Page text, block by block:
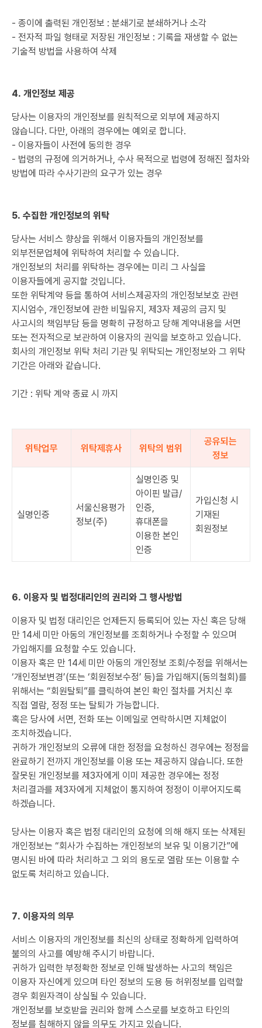
- 종이에 출력된 개인정보 : 분쇄기로 분쇄하거나 소각
- 전자적 파일 형태로 저장된 개인정보 : 기록을 재생할 수 없는
기술적 방법을 사용하여 삭제
4. 개인정보 제공
당사는 이용자의 개인정보를 원칙적으로 외부에 제공하지
않습니다. 다만, 아래의 경우에는 예외로 합니다.
- 이용자들이 사전에 동의한 경우
- 법령의 규정에 의거하거나, 수사 목적으로 법령에 정해진 절차와
방법에 따라 수사기관의 요구가 있는 경우
5. 수집한 개인정보의 위탁
당사는 서비스 향상을 위해서 이용자들의 개인정보를
외부전문업체에 위탁하여 처리할 수 있습니다.
개인정보의 처리를 위탁하는 경우에는 미리 그 사실을
이용자들에게 공지할 것입니다.
또한 위탁계약 등을 통하여 서비스제공자의 개인정보보호 관련
지시엄수, 개인정보에 관한 비밀유지, 제3자 제공의 금지 및
사고시의 책임부담 등을 명확히 규정하고 당해 계약내용을 서면
또는 전자적으로 보관하여 이용자의 권익을 보호하고 있습니다.
회사의 개인정보 위탁 처리 기관 및 위탁되는 개인정보와 그 위탁
기간은 아래와 같습니다.
기간 : 위탁 계약 종료 시 까지
위탁업무 위탁제휴사 위탁의 범위
공유되는
정보
실명인증
서울신용평가
정보(주)
실명인증 및
아이핀 발급/
인증,
휴대폰을
이용한 본인
인증
가입신청 시
기재된
회원정보
6. 이용자 및 법정대리인의 권리와 그 행사방법
이용자 및 법정 대리인은 언제든지 등록되어 있는 자신 혹은 당해
만 14세 미만 아동의 개인정보를 조회하거나 수정할 수 있으며
가입해지를 요청할 수도 있습니다.
이용자 혹은 만 14세 미만 아동의 개인정보 조회/수정을 위해서는
‘개인정보변경’(또는 ‘회원정보수정’ 등)을 가입해지(동의철회)를
위해서는 “회원탈퇴”를 클릭하여 본인 확인 절차를 거치신 후
직접 열람, 정정 또는 탈퇴가 가능합니다.
혹은 당사에 서면, 전화 또는 이메일로 연락하시면 지체없이
조치하겠습니다.
귀하가 개인정보의 오류에 대한 정정을 요청하신 경우에는 정정을
완료하기 전까지 개인정보를 이용 또는 제공하지 않습니다. 또한
잘못된 개인정보를 제3자에게 이미 제공한 경우에는 정정
처리결과를 제3자에게 지체없이 통지하여 정정이 이루어지도록
하겠습니다.
당사는 이용자 혹은 법정 대리인의 요청에 의해 해지 또는 삭제된
개인정보는 “회사가 수집하는 개인정보의 보유 및 이용기간”에
명시된 바에 따라 처리하고 그 외의 용도로 열람 또는 이용할 수
없도록 처리하고 있습니다.
7. 이용자의 의무
서비스 이용자의 개인정보를 최신의 상태로 정확하게 입력하여
불의의 사고를 예방해 주시기 바랍니다.
귀하가 입력한 부정확한 정보로 인해 발생하는 사고의 책임은
이용자 자신에게 있으며 타인 정보의 도용 등 허위정보를 입력할
경우 회원자격이 상실될 수 있습니다.
개인정보를 보호받을 권리와 함께 스스로를 보호하고 타인의
정보를 침해하지 않을 의무도 가지고 있습니다.